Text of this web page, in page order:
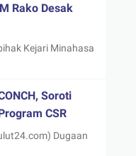
Rako Desak
Kejari Minahasa
Soroti
CSR
Dugaan